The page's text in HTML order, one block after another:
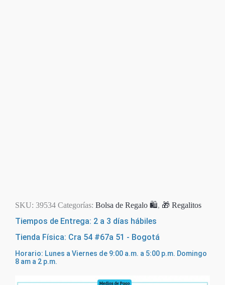
SKU: 39534 Categorías: Bolsa de Regalo 🛍️, 🎁 Regalitos
Tiempos de Entrega: 2 a 3 días hábiles
Tienda Física: Cra 54 #67a 51 - Bogotá
Horario: Lunes a Viernes de 9:00 a.m. a 5:00 p.m. Domingo
8 am a 2 p.m.